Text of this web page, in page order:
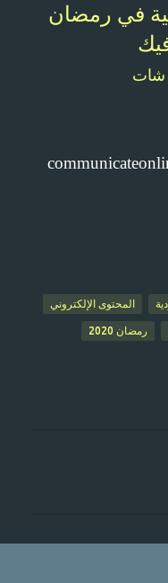
في رمضان
شات
المحتوى الإلكتروني
رمضان 2020